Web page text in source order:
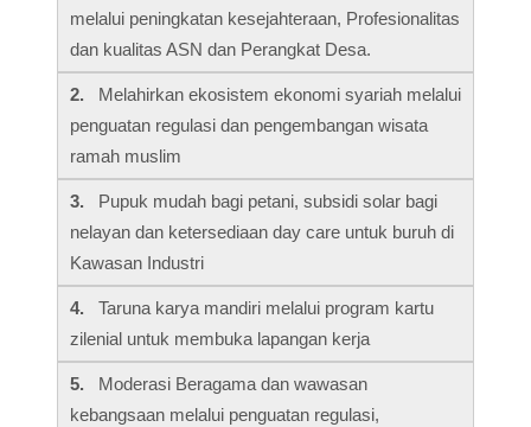
melalui peningkatan kesejahteraan, Profesionalitas
dan kualitas ASN dan Perangkat Desa.
2. Melahirkan ekosistem ekonomi syariah melalui
penguatan regulasi dan pengembangan wisata
ramah muslim
3.
Pupuk mudah bagi petani, subsidi solar bagi
nelayan dan ketersediaan day care untuk buruh di
Kawasan Industri
4.
Taruna karya mandiri melalui program kartu
zilenial untuk membuka lapangan kerja
5.
Moderasi Beragama dan wawasan
kebangsaan melalui penguatan regulasi,